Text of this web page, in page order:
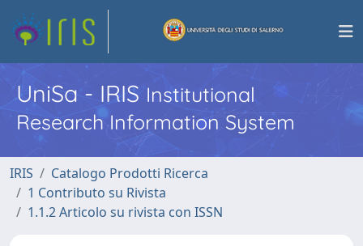
UniSa - IRISInstitutional
Research Information System
IRIS
Catalogo Prodotti Ricerca
1 Contributo su Rivista
1.1.2 Articolo su rivista con ISSN